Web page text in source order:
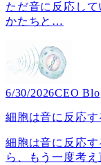
ただ音に反応し
かたちと …
6/30/2026CEO
細胞は音に反応す
細胞は音に反応
ら、もう一度考